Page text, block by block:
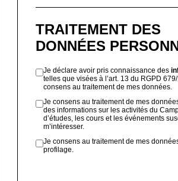
TRAITEMENT DES
DONNÉES
Je déclare avoir pris connaissance des
telles que visées à l’art. 13 du RGPD
consens au traitement de mes données.
Je consens au traitement de mes
des informations sur les activités du
d’études, les cours et les événements
m’intéresser.
Je consens au traitement de mes
profilage.